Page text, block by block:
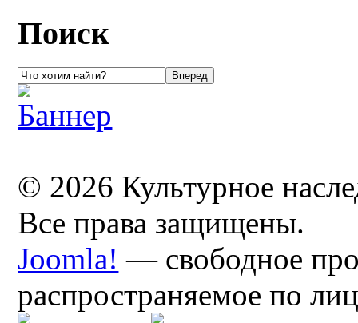
Поиск
© 2026 Культурное
Все права защищены.
Joomla! — свободное
распространяемое по